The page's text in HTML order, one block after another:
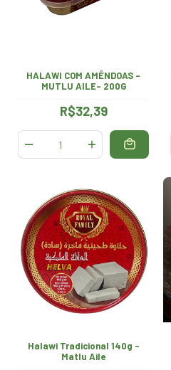
HALAWI COM AMÊNDOAS -
MUTLU AILE- 200G
R$32,39
Halawi Tradicional 140g -
Matlu Aile